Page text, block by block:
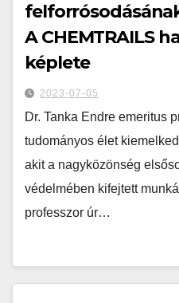
A CHEMTRAILS
képlete
2023-07-05
Dr. Tanka Endre emeritus
tudományos élet
akit a nagyközönség
védelmében kifejtett
professzor úr…